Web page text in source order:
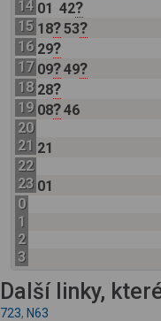
14 01 42?
15 18?53?
16 29?
17 09?49?
18 28?
19 08?46
20
21 21
22
23 01
0
1
2
3
Další linky,
723, N63